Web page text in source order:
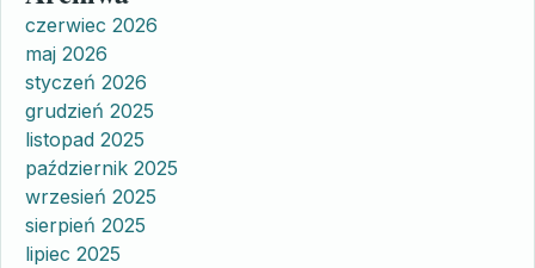
czerwiec 2026
maj 2026
styczeń 2026
grudzień 2025
listopad 2025
październik 2025
wrzesień 2025
sierpień 2025
lipiec 2025